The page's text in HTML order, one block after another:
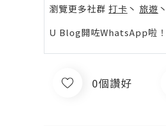
瀏覽更多社群 打卡 丶 旅遊
U Blog開咗WhatsApp啦
0個讚好